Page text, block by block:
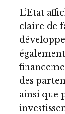
L’Etat
claire de
des
ainsi que